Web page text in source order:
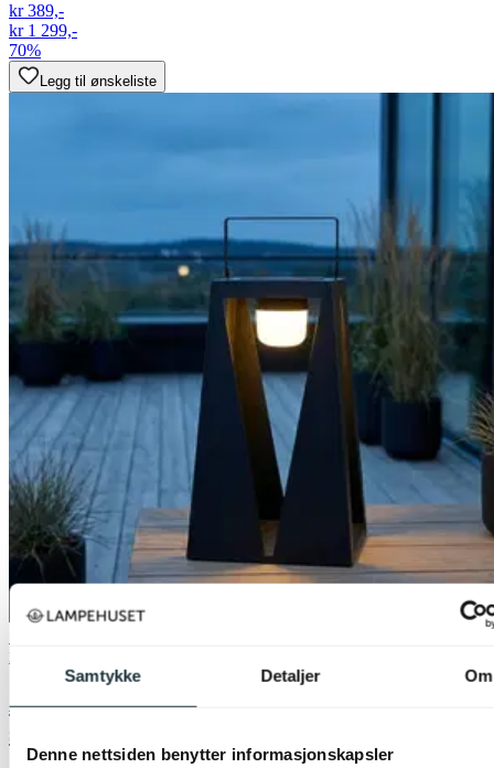
Samtykke Detaljer Om
Denne nettsiden benytter informasjonskapsler
kr 389,-
kr 1 299,-
70%
Legg til ønskeliste
Nova Life
Aksel oppladbar lykt med solar 40,5cm
sort